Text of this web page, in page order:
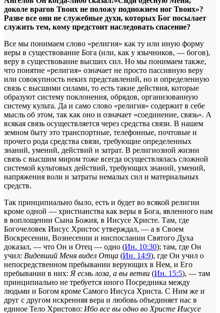
доколе врагов Твоих не положу подножием ног Твоих»?
Разве все они не служебные духи, которых Бог посылает
служить тем, кому предстоит наследовать спасение?
Все мы понимаем слово «религия» как ту или иную форму
веры в существование Бога (или, как у язычников, — богов),
веру в существование высших сил. Но мы понимаем также,
что понятие «религия» означает не просто пассивную веру
или совокупность неких представлений, но и определенную
связь с высшими силами, то есть такие действия, которые
образуют систему поклонения, обрядов, организованную
систему культа. Да и само слово «религия» содержит в себе
мысль об этом, так как оно и означает «соединение, связь». А
всякая связь осуществляется через средства связи. В нашем
земном быту это транспортные, телефонные, почтовые и
прочего рода средства связи, требующие определенных
знаний, умений, действий и затрат. В религиозной жизни
связь с высшим миром тоже всегда осуществлялась сложной
системой культовых действий, требующих знаний, умений,
напряжения воли и затраты немалых сил и материальных
средств.
Так принципиально было, есть и будет во всякой религии
кроме одной — христианства как веры в Бога, явленного нам
в воплощении Сына Божия, в Иисусе Христе. Там, где
Богочеловек Иисус Христос утверждал, — а в Своем
Воскресении, Вознесении и ниспослании Святого Духа
доказал, — что Он и Отец — одно (Ин. 10:30); там, где Он
учил: Видевший Меня видел Отца (Ин. 14:9), где Он учил о
непосредственном пребывании верующих в Нем, и Его
пребывании в них: Я есмь лоза, а вы ветви (Ин. 15:5), — там
принципиально не требуется иного Посредника между
людьми и Богом кроме Самого Иисуса Христа. С Ним же и
друг с другом искренняя вера и любовь объединяет нас в
единое Тело Христово: Ибо все вы одно во Христе Иисусе